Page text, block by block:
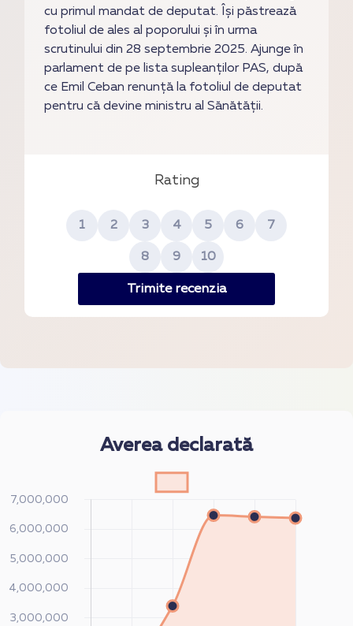
cu primul mandat de deputat. Își păstrează
fotoliul de ales al poporului și în urma
scrutinului din 28 septembrie 2025. Ajunge în
parlament de pe lista supleanților PAS, după
ce Emil Ceban renunță la fotoliul de deputat
pentru că devine ministru al Sănătății.
Rating
1 2 3 4 5 6 7
8 9 10
Trimite recenzia